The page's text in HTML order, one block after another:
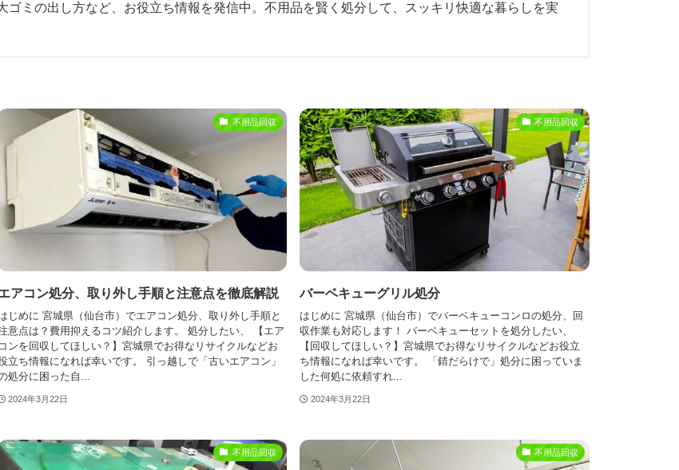
ミの出し方など、お役立ち情報を発信中。不用品を賢く処分して、スッキリ快適な暮らしを実
不用品回収
アコン処分、取り外し手順と注意点を徹底解説
じめに 宮城県（仙台市）でエアコン処分、取り外し手順と
意点は？費用抑えるコツ紹介します。 処分したい、 【エア
コンを回収してほしい？】宮城県でお得なリサイクルなどお
立ち情報になれば幸いです。 引っ越しで「古いエアコン」
処分に困った自...
2024年3月22日
不用品回収
バーベキューグリル処分
はじめに 宮城県（仙台市）でバーベキューコンロの処分、回
収作業も対応します！ バーベキューセットを処分したい、
【回収してほしい？】宮城県でお得なリサイクルなどお役立
ち情報になれば幸いです。 「錆だらけで」処分に困っていま
した何処に依頼すれ...
2024年3月22日
不用品回収 不用品回収